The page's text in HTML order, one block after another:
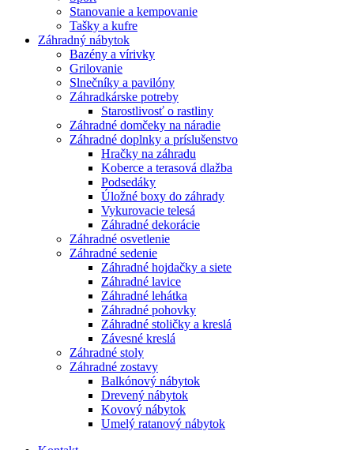
Stanovanie a kempovanie
Tašky a kufre
Záhradný nábytok
Bazény a vírivky
Grilovanie
Slnečníky a pavilóny
Záhradkárske potreby
Starostlivosť o rastliny
Záhradné domčeky na náradie
Záhradné doplnky a príslušenstvo
Hračky na záhradu
Koberce a terasová dlažba
Podsedáky
Úložné boxy do záhrady
Vykurovacie telesá
Záhradné dekorácie
Záhradné osvetlenie
Záhradné sedenie
Záhradné hojdačky a siete
Záhradné lavice
Záhradné lehátka
Záhradné pohovky
Záhradné stoličky a kreslá
Závesné kreslá
Záhradné stoly
Záhradné zostavy
Balkónový nábytok
Drevený nábytok
Kovový nábytok
Umelý ratanový nábytok